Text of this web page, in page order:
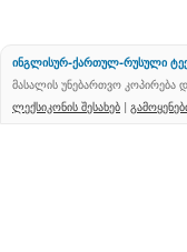
ინგლისურ-ქართულ-რუსული
მასალის უნებართვო კოპირება
ლექსიკონის შესახებ |